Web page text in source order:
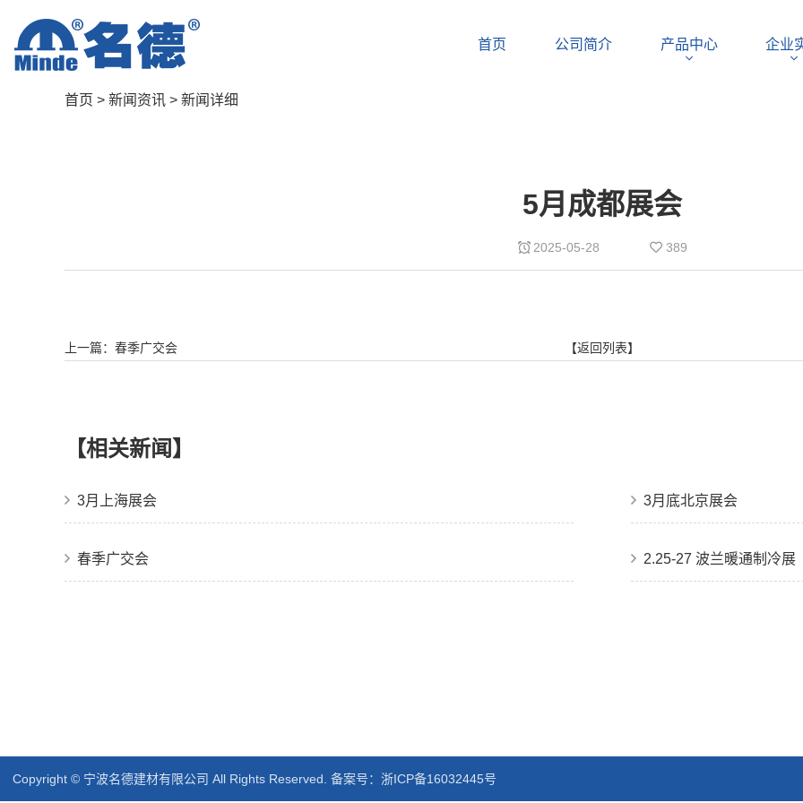
首页 公司简介 产品中心 企业
首页 > 新闻资讯 > 新闻详细
5月成都展会
2025-05-28 389
上一篇：春季广交会 【返回列表】
【相关新闻】
3月上海展会 3月底北京展会
春季广交会 2.25-27 波兰暖通制冷展
Copyright © 宁波名德建材有限公司 All Rights Reserved. 备案号： 浙ICP备16032445号